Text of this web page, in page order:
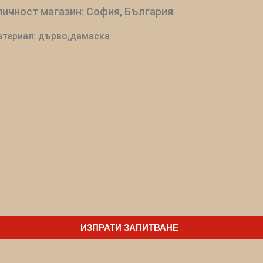
магазин: София, България
дърво,дамаска
ИЗПРАТИ ЗАПИТВАНЕ